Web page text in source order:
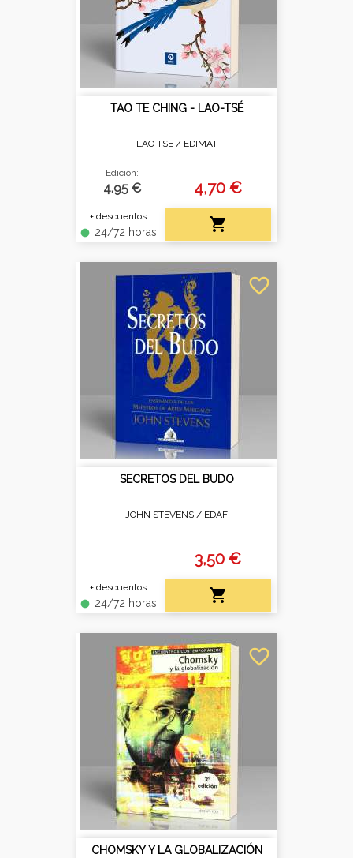
TAO TE CHING - LAO-TSÉ
LAO TSE / EDIMAT
Edición:
4.95 €
+ descuentos
fiber_manual_record 24/72 horas
4,70 €

SECRETOS DEL BUDO
JOHN STEVENS / EDAF
+ descuentos
fiber_manual_record 24/72 horas
3,50 €

favorite_border
CHOMSKY Y LA GLOBALIZACIÓN
favorite_border